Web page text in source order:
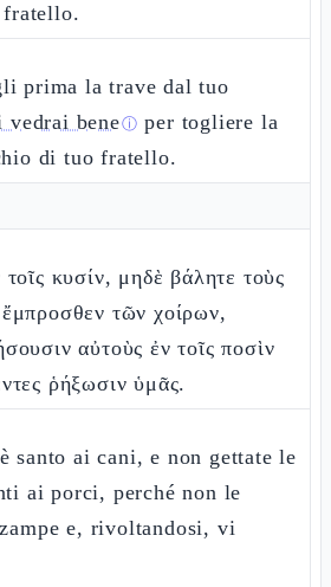
prima la trave dal tuo
vedrai beneⓘ per togliere la
di tuo fratello.
κυσίν, μηδὲ βάλητε τοὺς
τῶν χοίρων,
αὐτοὺς ἐν τοῖς ποσὶν
ῥήξωσιν ὑμᾶς.
santo ai cani, e non gettate le
ai porci, perché non le
e, rivoltandosi, vi